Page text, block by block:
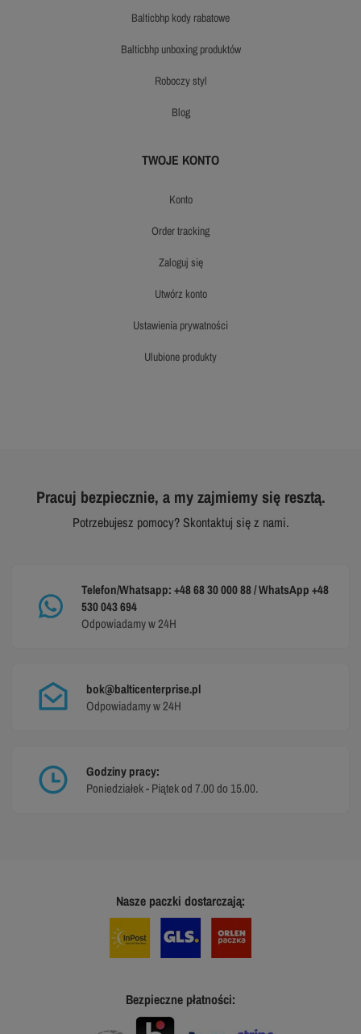
balticbhp kody rabatowe
balticbhp unboxing produktów
roboczy styl
blog
TWOJE KONTO
konto
order tracking
zaloguj się
utwórz konto
ustawienia prywatności
ulubione produkty
Pracuj bezpiecznie, a my zajmiemy się resztą.
Potrzebujesz pomocy? Skontaktuj się z nami.
Telefon/Whatsapp: +48 68 30 000 88 / WhatsApp +48
530 043 694
Odpowiadamy w 24H
bok@balticenterprise.pl
Odpowiadamy w 24H
Godziny pracy:
Poniedziałek - Piątek od 7.00 do 15.00.
Nasze paczki dostarczają:
Bezpieczne płatności: